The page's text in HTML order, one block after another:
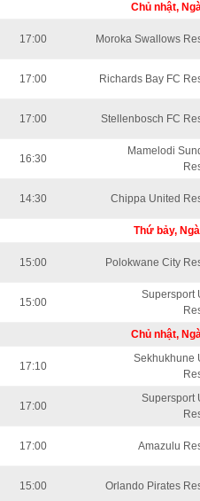
Chủ nhật,
17:00 Moroka Swallows
17:00 Richards Bay FC
17:00 Stellenbosch FC
16:30
Mamelodi
14:30 Chippa United
Thứ bảy,
15:00 Polokwane City
15:00
Supersport
Chủ nhật,
17:10
Sekhukhune
17:00
Supersport
17:00 Amazulu
15:00 Orlando Pirates